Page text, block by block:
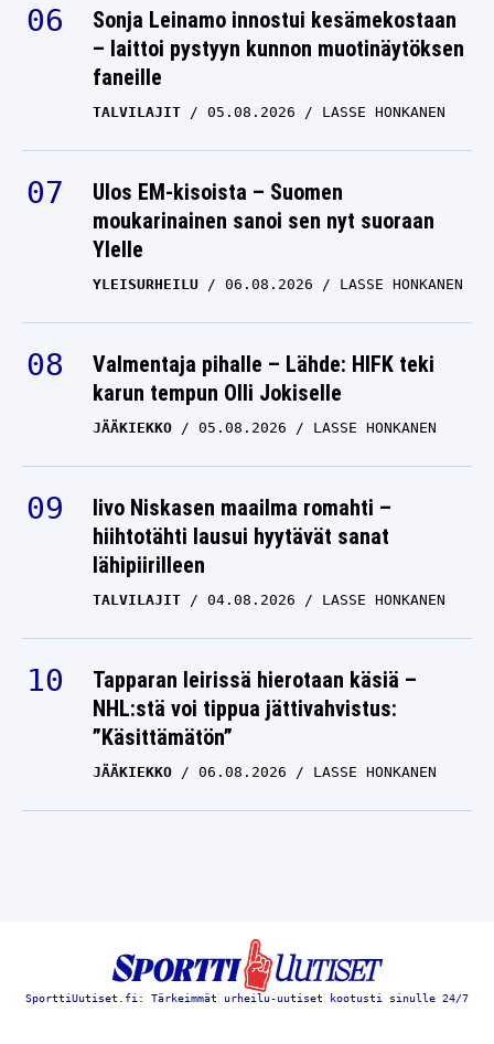
Sonja Leinamo innostui kesämekostaan
– laittoi pystyyn kunnon muotinäytöksen
faneille
TALVILAJIT 05.08.2026 LASSE HONKANEN
Ulos EM-kisoista – Suomen
moukarinainen sanoi sen nyt suoraan
Ylelle
YLEISURHEILU 06.08.2026 LASSE HONKANEN
Valmentaja pihalle – Lähde: HIFK teki
karun tempun Olli Jokiselle
JÄÄKIEKKO 05.08.2026 LASSE HONKANEN
Iivo Niskasen maailma romahti –
hiihtotähti lausui hyytävät sanat
lähipiirilleen
TALVILAJIT 04.08.2026 LASSE HONKANEN
Tapparan leirissä hierotaan käsiä –
NHL:stä voi tippua jättivahvistus:
”Käsittämätön”
JÄÄKIEKKO 06.08.2026 LASSE HONKANEN
SporttiUutiset.fi: Tärkeimmät urheilu-uutiset kootusti sinulle 24/7